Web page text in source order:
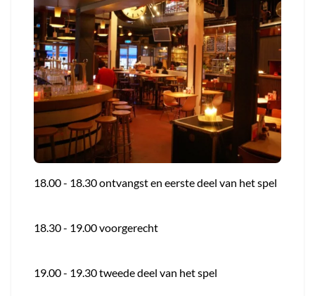
18.00 - 18.30 ontvangst en eerste deel van het spel
18.30 - 19.00 voorgerecht
19.00 - 19.30 tweede deel van het spel